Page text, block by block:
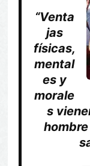
“Venta
jas
físicas,
mental
es y
morale
s